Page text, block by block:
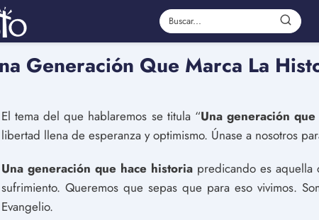
Generación Que Marca La
El tema del que hablaremos se titula “Una generación
libertad llena de esperanza y optimismo. Únase a nosotros
Una generación que hace historia predicando es aquella
sufrimiento. Queremos que sepas que para eso vivimos.
Evangelio.